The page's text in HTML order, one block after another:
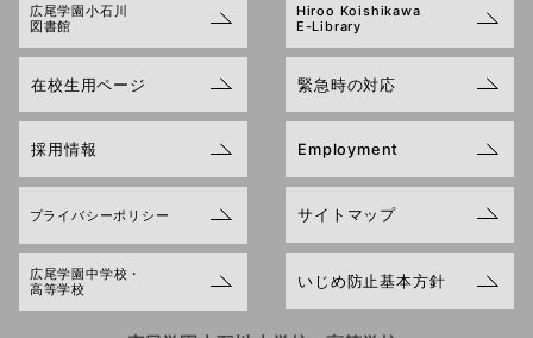
広尾学園小石川
図書館
Hiroo Koishikawa
E-Library
在校生用ページ 緊急時の対応
採用情報 Employment
プライバシーポリシー サイトマップ
広尾学園中学校・
高等学校
いじめ防止基本方針